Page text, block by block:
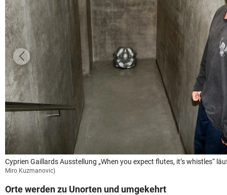
Cyprien Gaillards Ausstellung „When you expect flutes, it’s whistles“
Miro Kuzmanovic)
Orte werden zu Unorten und umgekehrt